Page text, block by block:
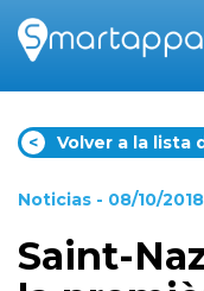
< Volver a la lista
Noticias - 08/10/2018
Saint-